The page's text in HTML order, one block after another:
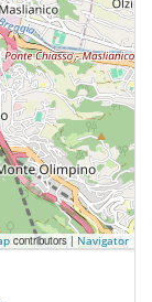
contributors |Navigator